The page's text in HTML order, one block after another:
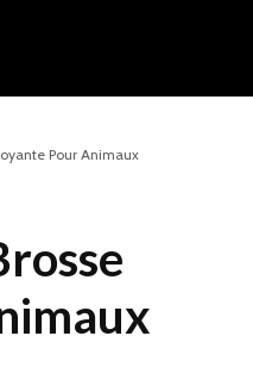
Pour Animaux